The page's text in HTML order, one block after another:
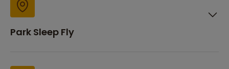
Park Sleep Fly